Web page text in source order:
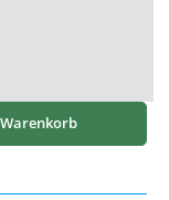
die Schaltflächen